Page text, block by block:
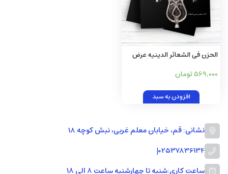
الحزن فی الشعائر الدینیه عرض
علی القرآن و الروایات و علم
569,000 تومان
افزودن به سبد
نشانی: قم، خیابان معلم غربی، نبش کوچه 18
02537836134
|
ساعت کاری:شنبه تا چهارشنبه ساعت ۸ الی ۱۸